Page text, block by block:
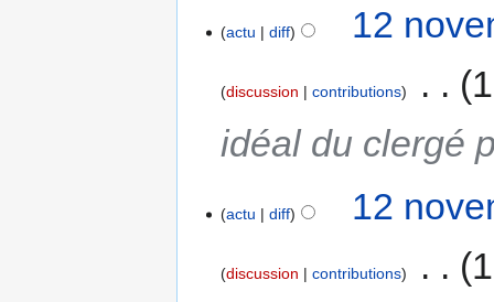
actu diff 12
discussion contributions
idéal du clergé
actu diff 12
discussion contributions